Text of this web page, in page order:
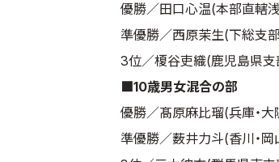
優勝／田口心温(本部直轄
準優勝／西原茉生(下総支
3位／榎谷吏織(鹿児島県支
■10歳男女混合の部
優勝／髙原麻比瑠(兵庫・
準優勝／薮井力斗(香川・